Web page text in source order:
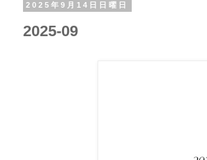
2025年9月14日日曜日
2025-09